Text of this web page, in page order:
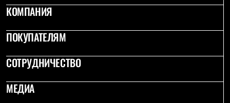
Чуни
Аксессуары
Головные уборы
Балаклавы и маски
Кепки и бейсболки
Шарфы
КОМПАНИЯ
ПОКУПАТЕЛЯМ
СОТРУДНИЧЕСТВО
МЕДИА